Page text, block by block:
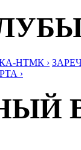
НТМК ›
›